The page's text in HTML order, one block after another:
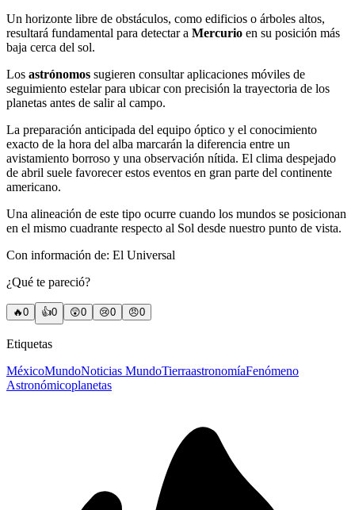
Un horizonte libre de obstáculos, como edificios o árboles altos,
resultará fundamental para detectar a Mercurio en su posición más
baja cerca del sol.
Los astrónomos sugieren consultar aplicaciones móviles de
seguimiento estelar para ubicar con precisión la trayectoria de los
planetas antes de salir al campo.
La preparación anticipada del equipo óptico y el conocimiento
exacto de la hora del alba marcarán la diferencia entre un
avistamiento borroso y una observación nítida. El clima despejado
de abril suele favorecer estos eventos en gran parte del continente
americano.
Una alineación de este tipo ocurre cuando los mundos se posicionan
en el mismo cuadrante respecto al Sol desde nuestro punto de vista.
Con información de: El Universal
¿Qué te pareció?
🔥0 👍0 😲0 😢0 😠0
Etiquetas
MéxicoMundoNoticias MundoTierraastronomíaFenómeno
Astronómicoplanetas